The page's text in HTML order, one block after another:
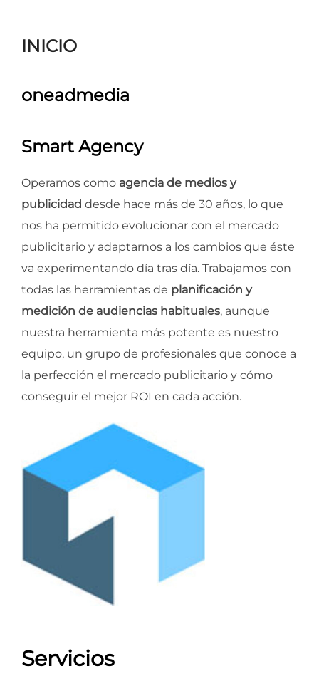
INICIO
oneadmedia
Smart Agency
Operamos como agencia de medios y
publicidad desde hace más de 30 años, lo que
nos ha permitido evolucionar con el mercado
publicitario y adaptarnos a los cambios que éste
va experimentando día tras día. Trabajamos con
todas las herramientas de planificación y
medición de audiencias habituales, aunque
nuestra herramienta más potente es nuestro
equipo, un grupo de profesionales que conoce a
la perfección el mercado publicitario y cómo
conseguir el mejor ROI en cada acción.
Servicios